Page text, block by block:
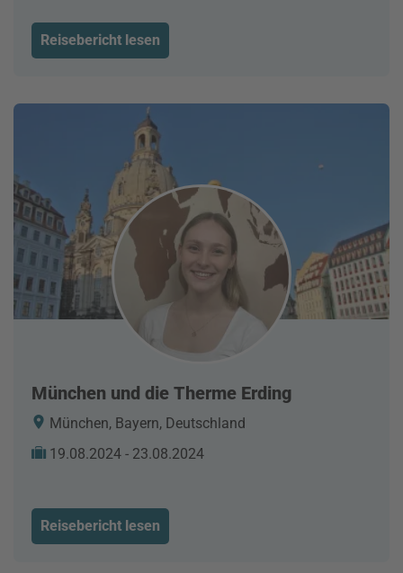
Reisebericht lesen
München und die Therme Erding
München, Bayern, Deutschland
19.08.2024 - 23.08.2024
Reisebericht lesen